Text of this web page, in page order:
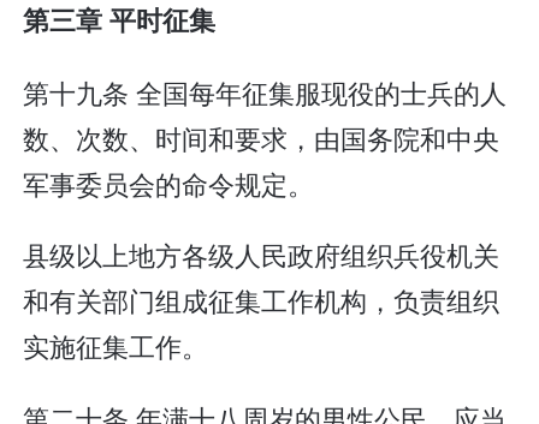
第三章 平时征集
第十九条 全国每年征集服现役的士兵的人
数、次数、时间和要求，由国务院和中央
军事委员会的命令规定。
县级以上地方各级人民政府组织兵役机关
和有关部门组成征集工作机构，负责组织
实施征集工作。